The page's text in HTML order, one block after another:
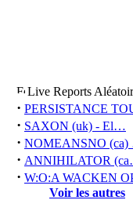
Live Reports
· PERSISTANCE
· SAXON (uk) - El…
· NOMEANSNO
· ANNIHILATOR
· W:O:A WACKEN
Voir les autres